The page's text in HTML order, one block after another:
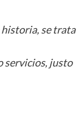
historia, se trata
servicios, justo